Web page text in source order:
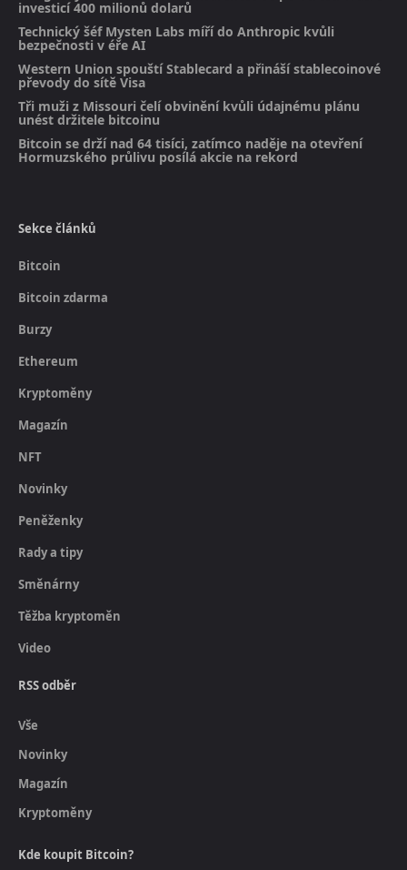
investicí 400 milionů dolarů
Technický šéf Mysten Labs míří do Anthropic kvůli
bezpečnosti v éře AI
Western Union spouští Stablecard a přináší stablecoinové
převody do sítě Visa
Tři muži z Missouri čelí obvinění kvůli údajnému plánu
unést držitele bitcoinu
Bitcoin se drží nad 64 tisíci, zatímco naděje na otevření
Hormuzského průlivu posílá akcie na rekord
Sekce článků
Bitcoin
Bitcoin zdarma
Burzy
Ethereum
Kryptoměny
Magazín
NFT
Novinky
Peněženky
Rady a tipy
Směnárny
Těžba kryptoměn
Video
RSS odběr
Vše
Novinky
Magazín
Kryptoměny
Kde koupit Bitcoin?